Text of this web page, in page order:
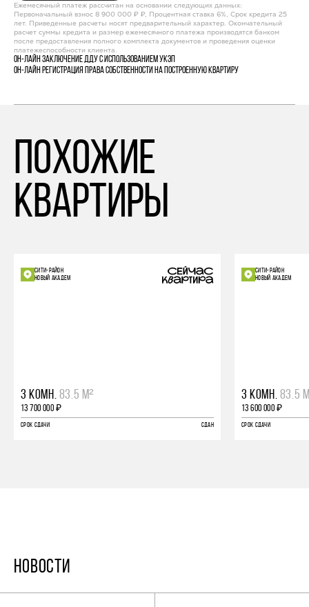
Ежемесячный платеж рассчитан на основании следующих данных:
Первоначальный взнос 8 900 000 ₽ ₽, Процентная ставка 6%, Срок кредита 25
лет. Приведенные расчеты носят предварительный характер. Окончательный
расчет суммы кредита и размер ежемесячного платежа производятся банком
после предоставления полного комплекта документов и проведения оценки
платежеспособности клиента.
Он-лайн заключение ДДУ с использованием УКЭП
Он-лайн регистрация права собственности на построенную квартиру
похожие
квартиры
СИТИ-РАЙОН
НОВЫЙ АКАДЕМ
3 КОМН. 83.5 М²
13 700 000 ₽
СРОК СДАЧИ СДАН
СИТИ-РАЙОН
НОВЫЙ АКАДЕМ
3 КОМН. 83.5
13 600 000 ₽
СРОК СДАЧИ
НОВОСТИ